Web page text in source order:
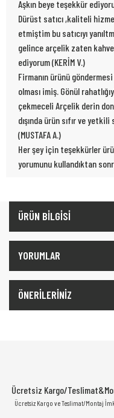
Aşkın beye teşekkür
Dürüst satıcı ,kaliteli
etmiştim bu satıcıyı
gelince arçelik zaten
ediyorum (KERİM V.)
Firmanın ürünü
olması imiş. Gönül
çekmeceli Arçelik derin
dışında ürün sıfır ve
(MUSTAFA A.)
Her şey için teşekkürler
yorumunu kullandıktan
ÜRÜN BİLGİSİ
YORUMLAR
ÖNERİLERİNİZ
Ücretsiz Kargo/
Ücretsiz Kargo ve Teslimat/Montaj